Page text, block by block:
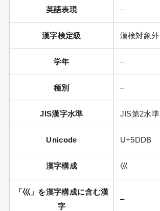
英語表現 –
漢字検定級 漢検対象外
学年 –
種別 –
JIS漢字水準 JIS第2水準
Unicode U+5DDB
漢字構成 巛
「巛」を漢字構成に含む漢
字
–